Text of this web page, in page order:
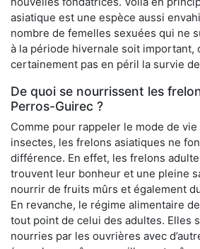
asiatique est une espèce aussi
nombre de femelles sexuées qui ne
à la période hivernale soit important,
certainement pas en péril la survie
De quoi se nourrissent les
Perros-Guirec ?
Comme pour rappeler le mode de
insectes, les frelons asiatiques ne
différence. En effet, les frelons
trouvent leur bonheur et une pleine
nourrir de fruits mûrs et également
En revanche, le régime alimentaire
tout point de celui des adultes. Elles
nourries par les ouvrières avec